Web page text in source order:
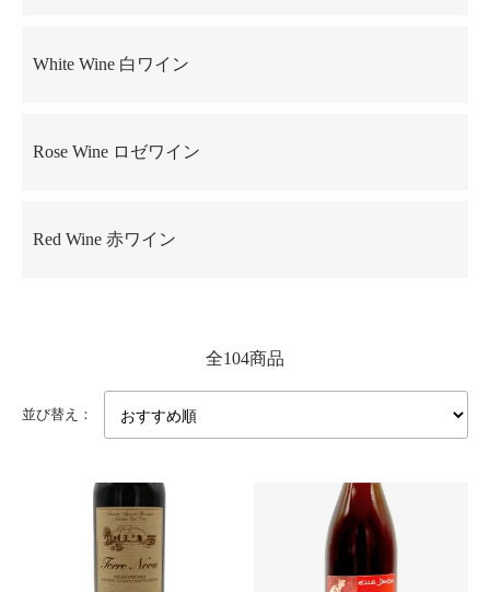
White Wine 白ワイン
Rose Wine ロゼワイン
Red Wine 赤ワイン
全104商品
並び替え：